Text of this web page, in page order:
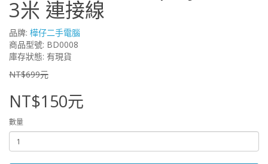
3米 連接線
品牌: 樺仔二手電腦
商品型號: BD0008
庫存狀態: 有現貨
NT$699元
NT$150元
數量